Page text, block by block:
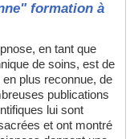
formation à
en tant que
de soins, est de
en plus reconnue, de
publications
lui sont
et ont montré